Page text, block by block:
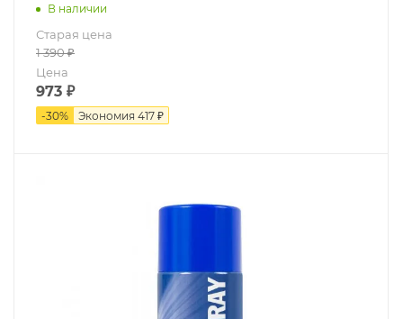
В наличии
Старая цена
1 390₽
Цена
973 ₽
-30% Экономия 417 ₽